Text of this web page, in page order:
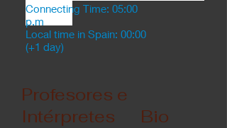
Connecting Time: 05:00
p.m
Local time in Spain: 00:00
(+1 day)
Profesores e
Intérpretes Bio